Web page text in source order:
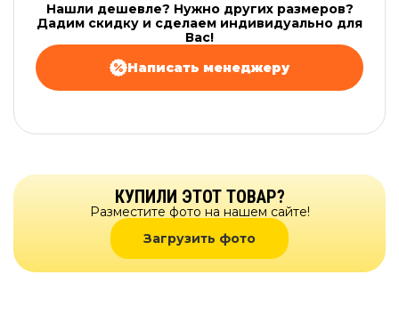
Нашли дешевле? Нужно других размеров?
Дадим скидку и сделаем индивидуально для
Вас!
Написать менеджеру
КУПИЛИ ЭТОТ ТОВАР?
Разместите фото на нашем сайте!
Загрузить фото